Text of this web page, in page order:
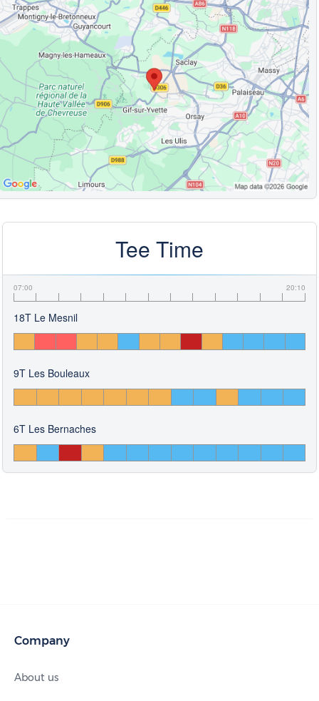
Tee Time
07:00 20:10
18T Le Mesnil
9T Les Bouleaux
6T Les Bernaches
Company
About us